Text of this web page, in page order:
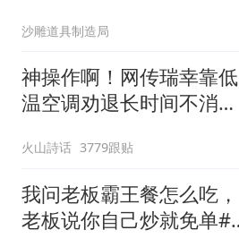
沙雕道具制造局
神操作啊！网传瑞幸靠低
温空调劝退长时间不消
评论区炸锅
火山詩话 3779跟贴
我问老板霸王餐怎么吃，
老板说你自己炒就免单#